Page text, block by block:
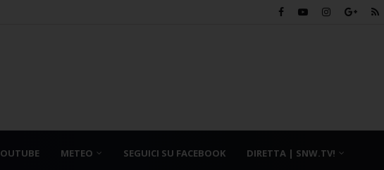
METEO SEGUICI SU FACEBOOK DIRETTA | SNW.TV!